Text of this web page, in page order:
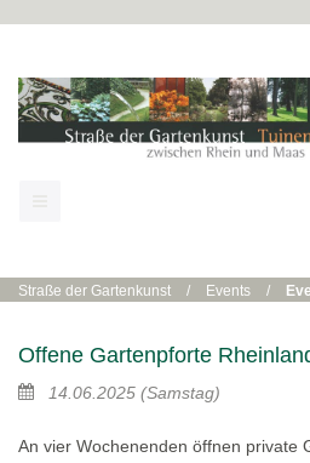
Straße der Gartenkunst / Events /
Offene Gartenpforte
14.06.2025 (Samstag)
An vier Wochenenden öffnen private